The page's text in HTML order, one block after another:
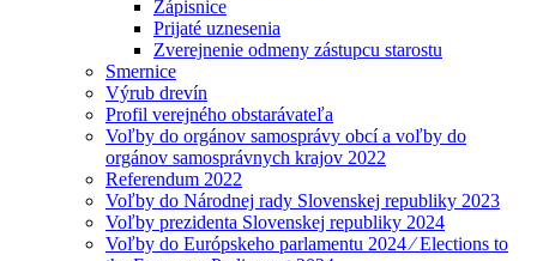
Zápisnice
Prijaté uznesenia
Zverejnenie odmeny zástupcu starostu
Smernice
Výrub drevín
Profil verejného obstarávateľa
Voľby do orgánov samosprávy obcí a voľby do
orgánov samosprávnych krajov 2022
Referendum 2022
Voľby do Národnej rady Slovenskej republiky 2023
Voľby prezidenta Slovenskej republiky 2024
Voľby do Európskeho parlamentu 2024 ⁄ Elections to